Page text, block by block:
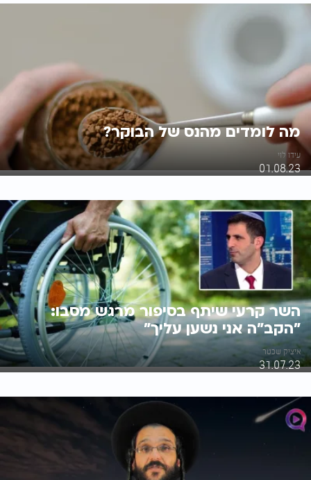
מה לומדים מהנס של הבוקר?
עידו לוי
01.08.23
השר קרעי שיתף בסיפור מרגש מסבו:
"הקב"ה אני נשען עליך"
איציק שכטר
31.07.23